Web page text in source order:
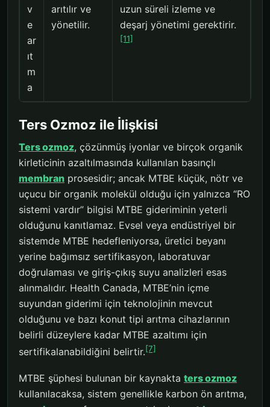
v
e
ar
ıt
m
a
arıtılır ve
yönetilir.
uzun süreli izleme ve
deşarj yönetimi gerektirir.
[11]
Ters Ozmoz ile İlişkisi
Ters ozmoz, çözünmüş iyonlar ve birçok organik
kirleticinin azaltılmasında kullanılan basınçlı
membran prosesidir; ancak MTBE küçük, nötr ve
uçucu bir organik molekül olduğu için yalnızca “RO
sistemi vardır” bilgisi MTBE gideriminin yeterli
olduğunu kanıtlamaz. Evsel veya endüstriyel bir
sistemde MTBE hedefleniyorsa, üretici beyanı
yerine bağımsız sertifikasyon, laboratuvar
doğrulaması ve giriş-çıkış suyu analizleri esas
alınmalıdır. Health Canada, MTBE’nin içme
suyundan giderimi için teknolojinin mevcut
olduğunu ve bazı konut tipi arıtma cihazlarının
belirli düzeylere kadar MTBE azaltımı için
sertifikalanabildiğini belirtir.[7]
MTBE şüphesi bulunan bir kaynakta ters ozmoz
kullanılacaksa, sistem genellikle karbon ön arıtma,